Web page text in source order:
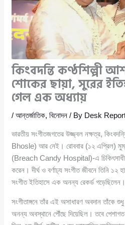
কিংবদন্তি কণ্ঠশিল্পী
শোকের ছায়া, সুরের
গেল এক অধ্যায়
/আন্তর্জাতিক,বিনোদন / By Desk
ভারতীয় সংগীতজগতের উজ্জ্বল নক্ষত্র,
Bhosle) আর নেই। রোববার (১২ এপ্রিল)
(Breach Candy Hospital)-এ চিকিৎসাধীন
করেন। দীর্ঘ ও বর্ণাঢ্য সংগীত জীবনে তিনি ১২
সংগীত ইতিহাসে এক অনন্য রেকর্ড গড়েছিলেন।
সংগীতাঙ্গনে তাঁর এই অসাধারণ অবদান তাঁকে
অনন্য অবস্থানে পৌঁছে দিয়েছিল। তবে